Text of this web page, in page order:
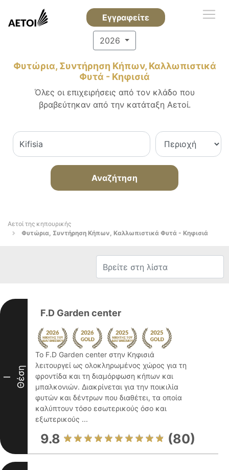
Εγγραφείτε
2026
Φυτώρια, Συντήρηση Κήπων, Καλλωπιστικά
Φυτά - Κηφισιά
Όλες οι επιχειρήσεις από τον κλάδο που
βραβεύτηκαν από την κατάταξη Αετοί.
Αναζήτηση
Αετοί της κηπουρικής
Φυτώρια, Συντήρηση Κήπων, Καλλωπιστικά Φυτά - Κηφισιά
I Θέση
F.D Garden center
Το F.D Garden center στην Κηφισιά
λειτουργεί ως ολοκληρωμένος χώρος για τη
φροντίδα και τη διαμόρφωση κήπων και
μπαλκονιών. Διακρίνεται για την ποικιλία
φυτών και δέντρων που διαθέτει, τα οποία
καλύπτουν τόσο εσωτερικούς όσο και
εξωτερικούς ...
9.8 (80)